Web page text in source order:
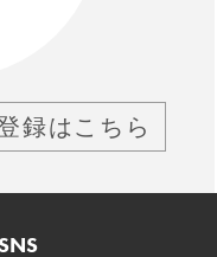
録はこちら